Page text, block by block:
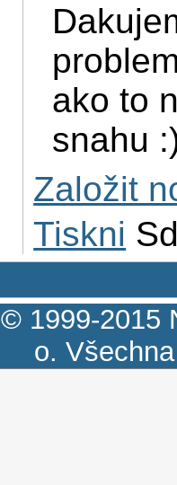
ako to
snahu
Založit
Tiskni
© 1999-2015
o.